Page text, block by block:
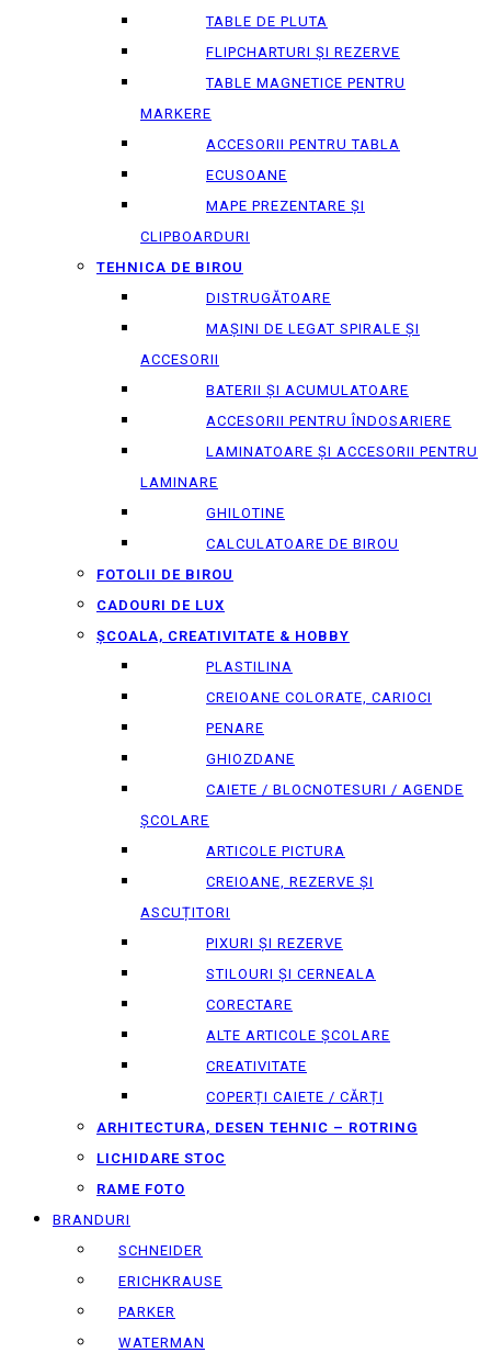
TABLE DE PLUTA
FLIPCHARTURI ȘI REZERVE
TABLE MAGNETICE PENTRU
MARKERE
ACCESORII PENTRU TABLA
ECUSOANE
MAPE PREZENTARE ȘI
CLIPBOARDURI
TEHNICA DE BIROU
DISTRUGĂTOARE
MAȘINI DE LEGAT SPIRALE ȘI
ACCESORII
BATERII ȘI ACUMULATOARE
ACCESORII PENTRU ÎNDOSARIERE
LAMINATOARE ȘI ACCESORII PENTRU
LAMINARE
GHILOTINE
CALCULATOARE DE BIROU
FOTOLII DE BIROU
CADOURI DE LUX
ȘCOALA, CREATIVITATE & HOBBY
PLASTILINA
CREIOANE COLORATE, CARIOCI
PENARE
GHIOZDANE
CAIETE / BLOCNOTESURI / AGENDE
ȘCOLARE
ARTICOLE PICTURA
CREIOANE, REZERVE ȘI
ASCUȚITORI
PIXURI ȘI REZERVE
STILOURI ȘI CERNEALA
CORECTARE
ALTE ARTICOLE ȘCOLARE
CREATIVITATE
COPERȚI CAIETE / CĂRȚI
ARHITECTURA, DESEN TEHNIC – ROTRING
LICHIDARE STOC
RAME FOTO
BRANDURI
SCHNEIDER
ERICHKRAUSE
PARKER
WATERMAN